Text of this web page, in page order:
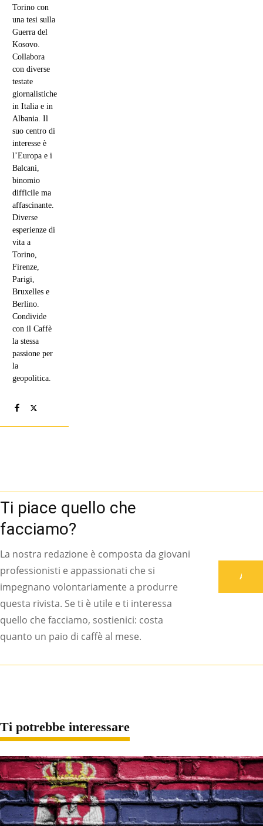
Torino con
una tesi sulla
Guerra del
Kosovo.
Collabora
con diverse
testate
giornalistiche
in Italia e in
Albania. Il
suo centro di
interesse è
l’Europa e i
Balcani,
binomio
difficile ma
affascinante.
Diverse
esperienze di
vita a
Torino,
Firenze,
Parigi,
Bruxelles e
Berlino.
Condivide
con il Caffè
la stessa
passione per
la
geopolitica.
Ti piace quello che
facciamo?
La nostra redazione è composta da giovani
professionisti e appassionati che si
impegnano volontariamente a produrre
questa rivista. Se ti è utile e ti interessa
quello che facciamo, sostienici: costa
quanto un paio di caffè al mese.
Ti potrebbe interessare